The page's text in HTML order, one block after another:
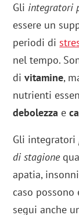
Gli integratori
essere un
periodi di
nel tempo.
di vitamine,
nutrienti
debolezza e
Gli integratori
di stagione
apatia,
caso possono
segui anche